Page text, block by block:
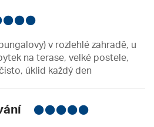
v rozlehlé zahradě, u
na terase, velké postele,
úklid každý den